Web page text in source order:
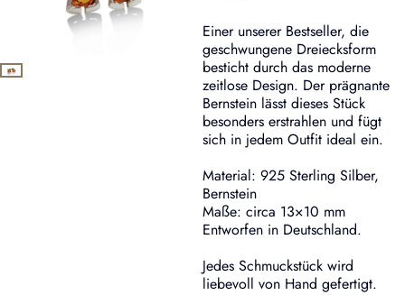
Einer unserer Bestseller, die
geschwungene Dreiecksform
besticht durch das moderne
zeitlose Design. Der prägnante
Bernstein lässt dieses Stück
besonders erstrahlen und fügt
sich in jedem Outfit ideal ein.
Material: 925 Sterling Silber,
Bernstein
Maße: circa 13×10 mm
Entworfen in Deutschland.
Jedes Schmuckstück wird
liebevoll von Hand gefertigt.